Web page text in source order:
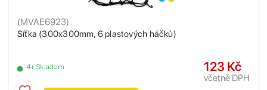
Síťka (300x300mm, 6 plastových háčků)
(MVAE6923)
4+ Skladem 123 Kč
včetně DPH